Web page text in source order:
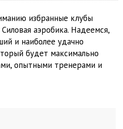
избранные клубы
аэробика. Надеемся,
и наиболее удачно
будет максимально
опытными тренерами и